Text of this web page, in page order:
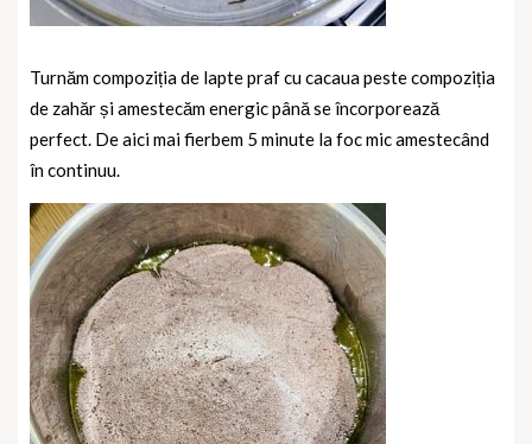
Turnăm compoziția de lapte praf cu cacaua peste compoziția
de zahăr și amestecăm energic până se încorporează
perfect. De aici mai fierbem 5 minute la foc mic amestecând
în continuu.